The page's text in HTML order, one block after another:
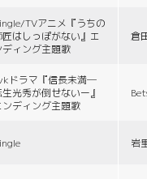
TVアニメ『うちの
匠はしっぽがない』エ
ディング主題歌
倉
ドラマ『信長未満―
光秀が倒せないー』
ンディング主題歌
岩